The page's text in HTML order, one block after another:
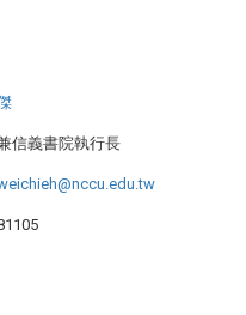
信義書院執行長